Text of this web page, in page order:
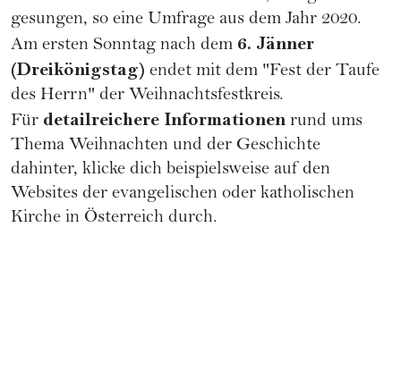
gesungen, so eine Umfrage aus dem Jahr 2020.
Am ersten Sonntag nach dem 6. Jänner
(Dreikönigstag) endet mit dem "Fest der Taufe
des Herrn" der Weihnachtsfestkreis.
Für detailreichere Informationen rund ums
Thema Weihnachten und der Geschichte
dahinter, klicke dich beispielsweise auf den
Websites der evangelischen oder katholischen
Kirche in Österreich durch.